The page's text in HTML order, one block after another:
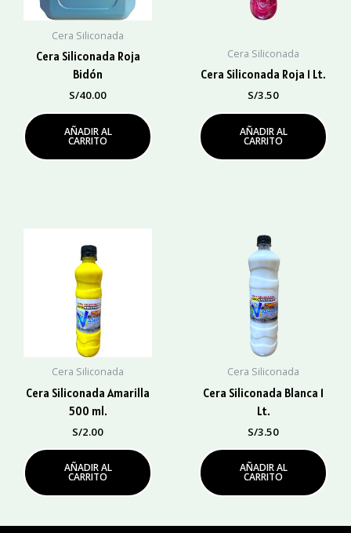
Cera Siliconada
Cera Siliconada Roja
Bidón
S/40.00
AÑADIR AL
CARRITO
Cera Siliconada
Cera Siliconada Roja 1 Lt.
S/3.50
AÑADIR AL
CARRITO
Cera Siliconada
Cera Siliconada Amarilla
500 ml.
S/2.00
AÑADIR AL
CARRITO
Cera Siliconada
Cera Siliconada Blanca 1
Lt.
S/3.50
AÑADIR AL
CARRITO